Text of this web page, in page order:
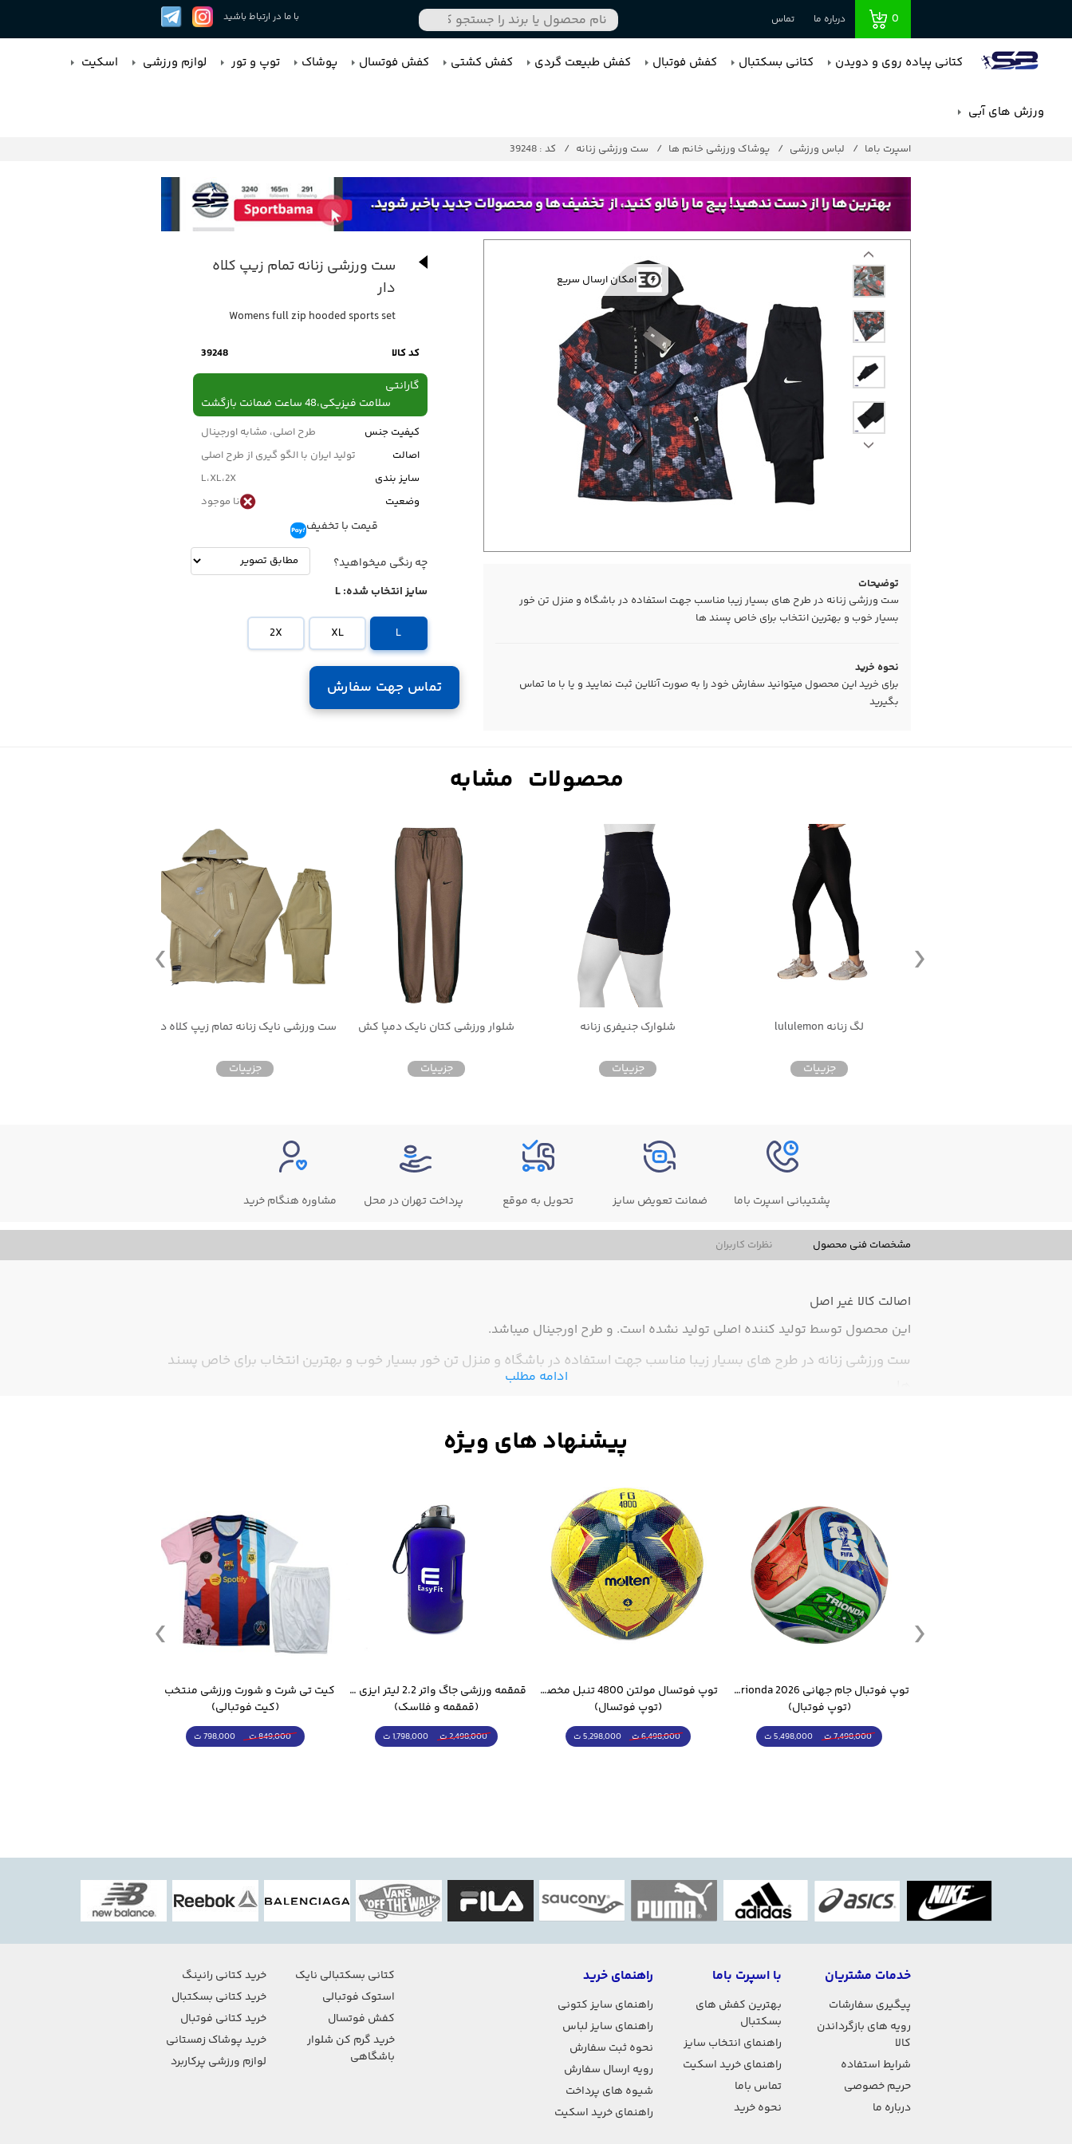
0 درباره ما تماس با ما در ارتباط باشید
کتانی پیاده روی و دویدن کتانی بسکتبال کفش فوتبال کفش طبیعت گردی کفش کشتی کفش فوتسال پوشاک توپ و تور لوازم ورزشی اسکیت
ورزش های آبی
اسپرت باما لباس ورزشی پوشاک ورزشی خانم ها ست ورزشی زنانه کد : 39248
امکان ارسال سریع
توضیحات
ست ورزشی زنانه در طرح های بسیار زیبا مناسب جهت استفاده در باشگاه و منزل تن خور
بسیار خوب و بهترین انتخاب برای خاص پسند ها
نحوه خرید
برای خرید این محصول میتوانید سفارش خود را به صورت آنلاین ثبت نمایید و یا با ما تماس
بگیرید
ست ورزشی زنانه تمام زیپ کلاه
دار
Womens full zip hooded sports set
کد کالا 39248
گارانتی
سلامت فیزیکی،48 ساعت ضمانت بازگشت
کیفیت جنس
طرح اصلی، مشابه اورجینال
اصالت
تولید ایران با الگو گیری از طرح اصلی
سایز بندی
L،XL،2X
وضعیت
نا موجود
قیمت با تخفیف
چه رنگی میخواهید؟
سایز انتخاب شده:L
L
XL
2X
تماس جهت سفارش
لگ زنانه lululemon
جزییات
شلوارک جنیفری زنانه
جزییات
شلوار ورزشی کتان نایک دمپا کش
جزییات
ست ورزشی نایک زنانه تمام زیپ کلاه دار
جزییات
پشتیبانی اسپرت باما ضمانت تعویض سایز تحویل به موقع پرداخت تهران در محل مشاوره هنگام خرید
مشخصات فنی محصول نظرات کاربران
اصالت کالا غیر اصل
این محصول توسط تولید کننده اصلی تولید نشده است. و طرح اورجینال میباشد.
ست ورزشی زنانه در طرح های بسیار زیبا مناسب جهت استفاده در باشگاه و منزل تن خور بسیار خوب و بهترین انتخاب برای خاص پسند
ادامه مطلب
توپ فوتبال جام جهانی 2026 Trionda مشابه اورجینال
(توپ فوتبال)
7,498,000 ت 5,498,000 ت
توپ فوتسال مولتن 4800 تنبل مخصوص سالن
(توپ فوتسال)
6,498,000 ت 5,298,000 ت
قمقمه ورزشی جاگ واتر 2.2 لیتر ایزی فیت
(قمقمه و فلاسک)
2,498,000 ت 1,798,000 ت
(کیت فوتبالی)
849,000 ت 798,000 ت
خدمات مشتریان
پیگیری سفارشات
رویه های بازگرداندن
کالا
شرایط استفاده
حریم خصوصی
درباره ما
با اسپرت باما
بهترین کفش های
بسکتبال
راهنمای انتخاب سایز
راهنمای خرید اسکیت
تماس باما
نحوه خرید
راهنمای خرید
راهنمای سایز کتونی
راهنمای سایز لباس
نحوه ثبت سفارش
رویه ارسال سفارش
شیوه های پرداخت
راهنمای خرید اسکیت
کتانی بسکتبالی نایک
استوک فوتبالی
کفش فوتسال
خرید گرم کن شلوار
باشگاهی
خرید کتانی رانینگ
خرید کتانی بسکتبال
خرید کتانی فوتبال
خرید پوشاک زمستانی
لوازم ورزشی پرکاربرد